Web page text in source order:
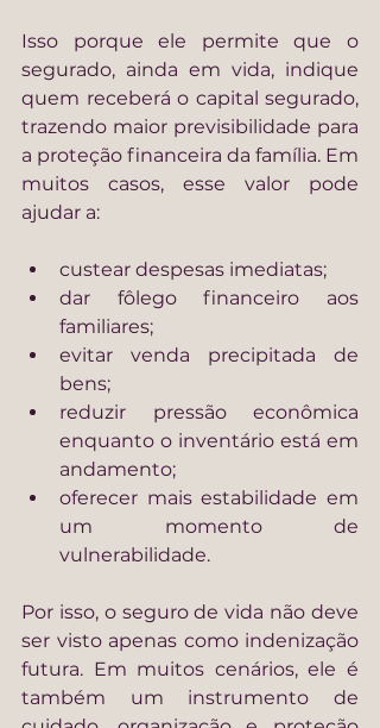
Isso porque ele permite que o
segurado, ainda em vida, indique
quem receberá o capital segurado,
trazendo maior previsibilidade para
a proteção financeira da família. Em
muitos casos, esse valor pode
ajudar a:
custear despesas imediatas;
dar fôlego financeiro aos
familiares;
evitar venda precipitada de
bens;
reduzir pressão econômica
enquanto o inventário está em
andamento;
oferecer mais estabilidade em
um momento de
vulnerabilidade.
Por isso, o seguro de vida não deve
ser visto apenas como indenização
futura. Em muitos cenários, ele é
também um instrumento de